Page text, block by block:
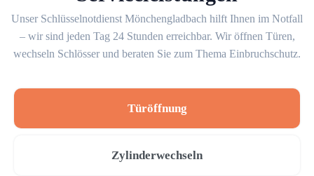
Unser Schlüsselnotdienst Mönchengladbach hilft Ihnen im Notfall
– wir sind jeden Tag 24 Stunden erreichbar. Wir öffnen Türen,
wechseln Schlösser und beraten Sie zum Thema Einbruchschutz.
Türöffnung
Zylinderwechseln